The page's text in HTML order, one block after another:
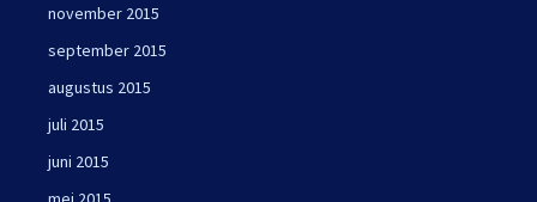
november 2015
september 2015
augustus 2015
juli 2015
juni 2015